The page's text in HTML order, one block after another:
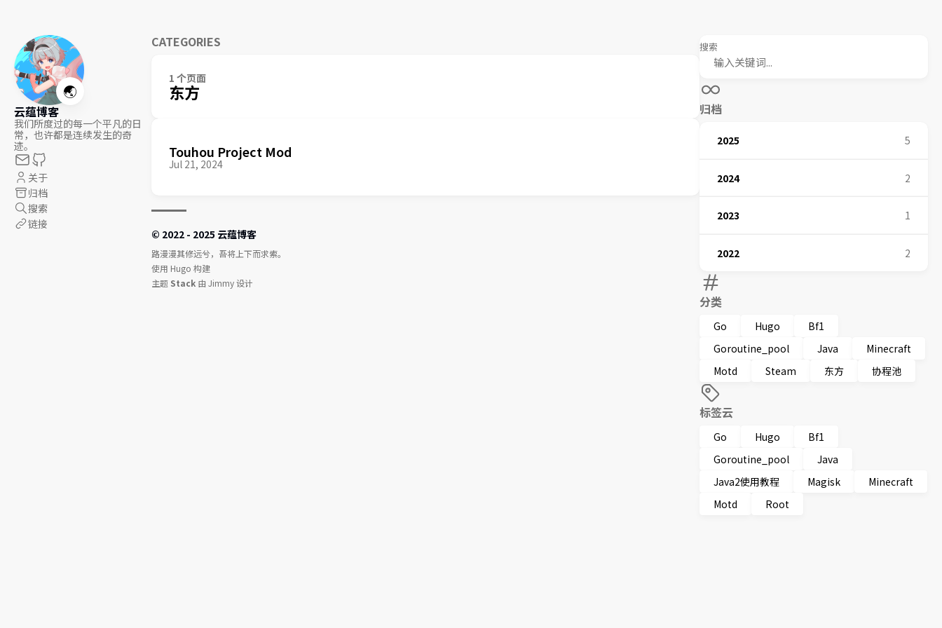
🌏
云蕴博客
我们所度过的每一个平凡的日
常，也许都是连续发生的奇
迹。
关于
归档
搜索
链接
搜索
归档
2025 5
2024 2
2023 1
2022 2
分类
Go Hugo
Bf1
Goroutine_pool
Java
Minecraft
Motd
Steam 东方 协程池
标签云
Go Hugo
Bf1
Goroutine_pool
Java
Java2使用教程
Magisk
Minecraft
Motd
Root
CATEGORIES
1 个页面
东方
Touhou Project Mod
Jul 21, 2024
© 2022 - 2025 云蕴博客
路漫漫其修远兮，吾将上下而求索。
使用 Hugo 构建
主题 Stack由 Jimmy设计